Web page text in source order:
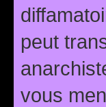
peut
vous